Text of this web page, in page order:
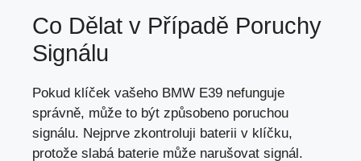
Co Dělat v Případě Poruchy
Signálu
Pokud klíček vašeho BMW E39 nefunguje
správně, může to být způsobeno poruchou
signálu. Nejprve zkontroluji baterii v klíčku,
protože slabá baterie může narušovat signál.